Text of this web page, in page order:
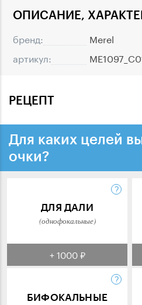
ОПИСАНИЕ,
бренд:
Merel
артикул:
РЕЦЕПТ
Для каких целей
очки?
ДЛЯ ДАЛИ
(однофокальные)
+ 1000 ₽
БИФОКАЛЬНЫЕ